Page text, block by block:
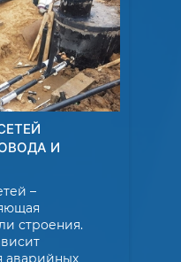
И
–
строения.